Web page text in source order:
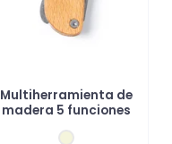
Multiherramienta de
madera 5 funciones